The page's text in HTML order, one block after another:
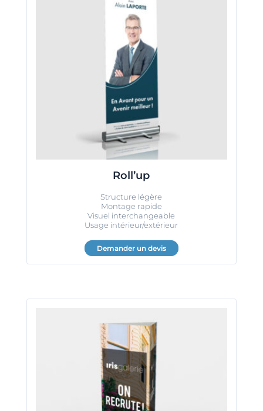
Roll’up
Structure légère
Montage rapide
Visuel interchangeable
Usage intérieur/extérieur
Demander un devis